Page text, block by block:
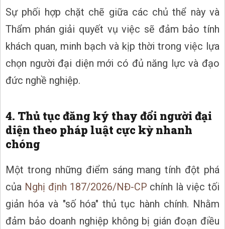
Sự phối hợp chặt chẽ giữa các chủ thể này và
Thẩm phán giải quyết vụ việc sẽ đảm bảo tính
khách quan, minh bạch và kịp thời trong việc lựa
chọn người đại diện mới có đủ năng lực và đạo
đức nghề nghiệp.
4. Thủ tục đăng ký thay đổi người đại
diện theo pháp luật cực kỳ nhanh
chóng
Một trong những điểm sáng mang tính đột phá
của Nghị định 187/2026/NĐ-CP chính là việc tối
giản hóa và "số hóa" thủ tục hành chính. Nhằm
đảm bảo doanh nghiệp không bị gián đoạn điều